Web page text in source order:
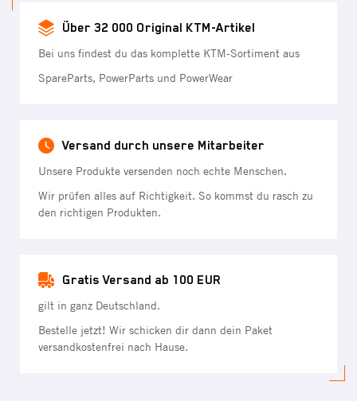
Über 32 000 Original KTM-Artikel
Bei uns findest du das komplette KTM-Sortiment aus
SpareParts, PowerParts und PowerWear
Versand durch unsere Mitarbeiter
Unsere Produkte versenden noch echte Menschen.
Wir prüfen alles auf Richtigkeit. So kommst du rasch zu
den richtigen Produkten.
Gratis Versand ab 100 EUR
gilt in ganz Deutschland.
Bestelle jetzt! Wir schicken dir dann dein Paket
versandkostenfrei nach Hause.